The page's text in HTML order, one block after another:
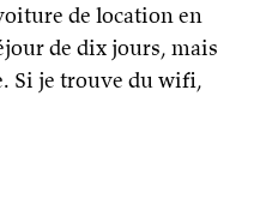
de location en
de dix jours, mais
Si je trouve du wifi,